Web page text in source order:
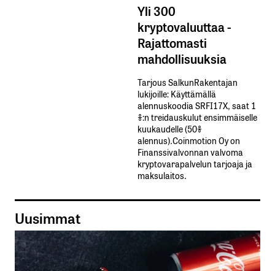
Yli 300
kryptovaluuttaa -
Rajattomasti
mahdollisuuksia
Tarjous SalkunRakentajan
lukijoille: Käyttämällä​ ​
alennuskoodia​ ​SRFI17X,​ ​saat​ ​1
%:n treidauskulut​ ​ensimmäiselle​ ​
kuukaudelle​ ​(50%​ ​
alennus).Coinmotion Oy on
Finanssivalvonnan valvoma
kryptovarapalvelun tarjoaja ja
maksulaitos.
Uusimmat